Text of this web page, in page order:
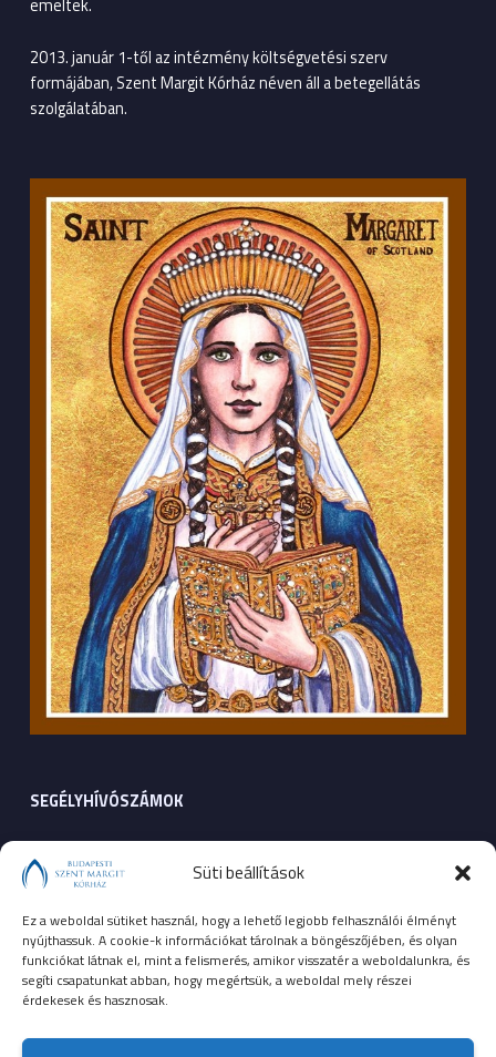
Süti beállítások
Ez a weboldal sütiket használ, hogy a lehető legjobb felhasználói élményt
nyújthassuk. A cookie-k információkat tárolnak a böngészőjében, és olyan
funkciókat látnak el, mint a felismerés, amikor visszatér a weboldalunkra, és
segíti csapatunkat abban, hogy megértsük, a weboldal mely részei
érdekesek és hasznosak.
emeltek.
2013. január 1-től az intézmény költségvetési szerv
formájában, Szent Margit Kórház néven áll a betegellátás
szolgálatában.
SEGÉLYHÍVÓSZÁMOK
107rendőrség
112egységes európai segélyhívószám